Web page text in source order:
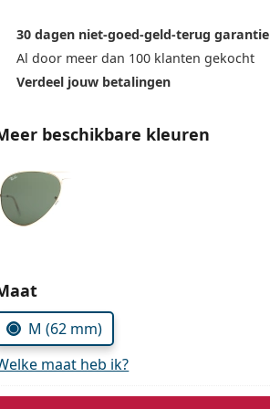
30 dagen niet-goed-geld-terug garantie
Al door meer dan 100 klanten gekocht
Verdeel jouw betalingen
beschikbare kleuren
parameters:
M (62 mm)
maat heb ik?